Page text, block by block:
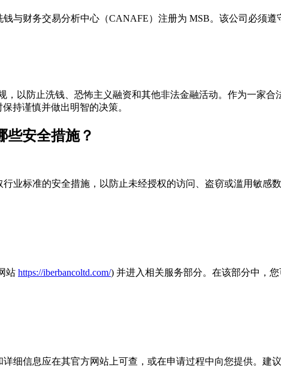
与财务交易分析中心（CANAFE）注册为 MSB。该公司必须
，以防止洗钱、恐怖主义融资和其他非法金融活动。作为一家
持谨慎并做出明智的决策。
些安全措施？
业标准的安全措施，以防止未经授权的访问、盗窃或滥用敏
站 https://iberbancoltd.com/) 并进入相关服务部分。在该部分中，
细信息应在其官方网站上可查，或在申请过程中向您提供。